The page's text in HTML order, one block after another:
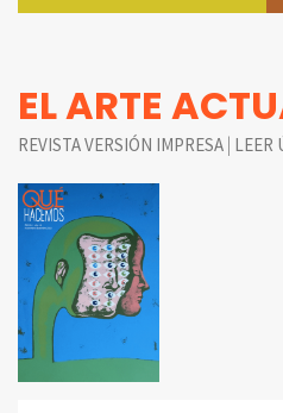
EL ARTE
REVISTA VERSIÓN IMPRESA | LEER